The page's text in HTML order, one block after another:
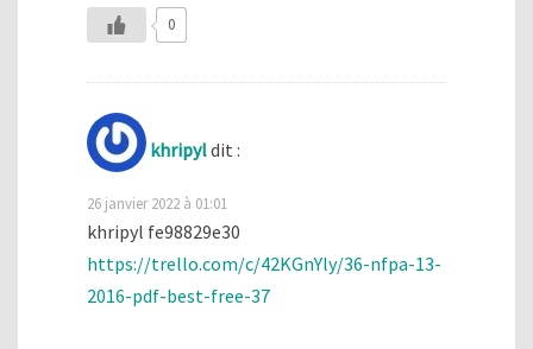
0
khripyldit :
26 janvier 2022 à 01:01
khripyl fe98829e30
https://trello.com/c/42KGnYly/36-nfpa-13-
2016-pdf-best-free-37